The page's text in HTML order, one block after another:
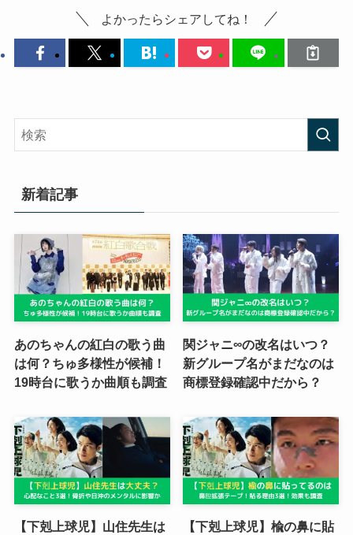
よかったらシェアしてね！
新着記事
あのちゃんの紅白の歌う曲
は何？ちゅ多様性が候補！
19時台に歌うか曲順も調査
関ジャニ∞の改名はいつ？
新グループ名がまだなのは
商標登録確認中だから？
【下剋上球児】山住先生は
【下剋上球児】楡の鼻に貼